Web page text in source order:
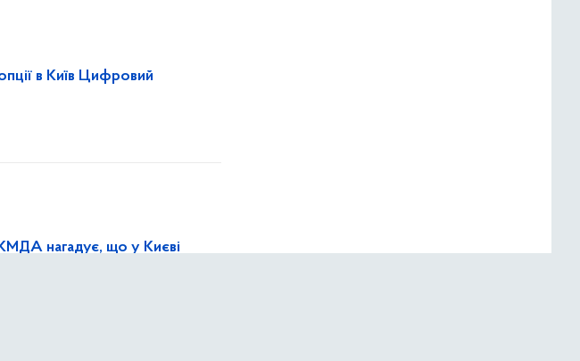
в Київ Цифровий
КМДА нагадує, що у Києві